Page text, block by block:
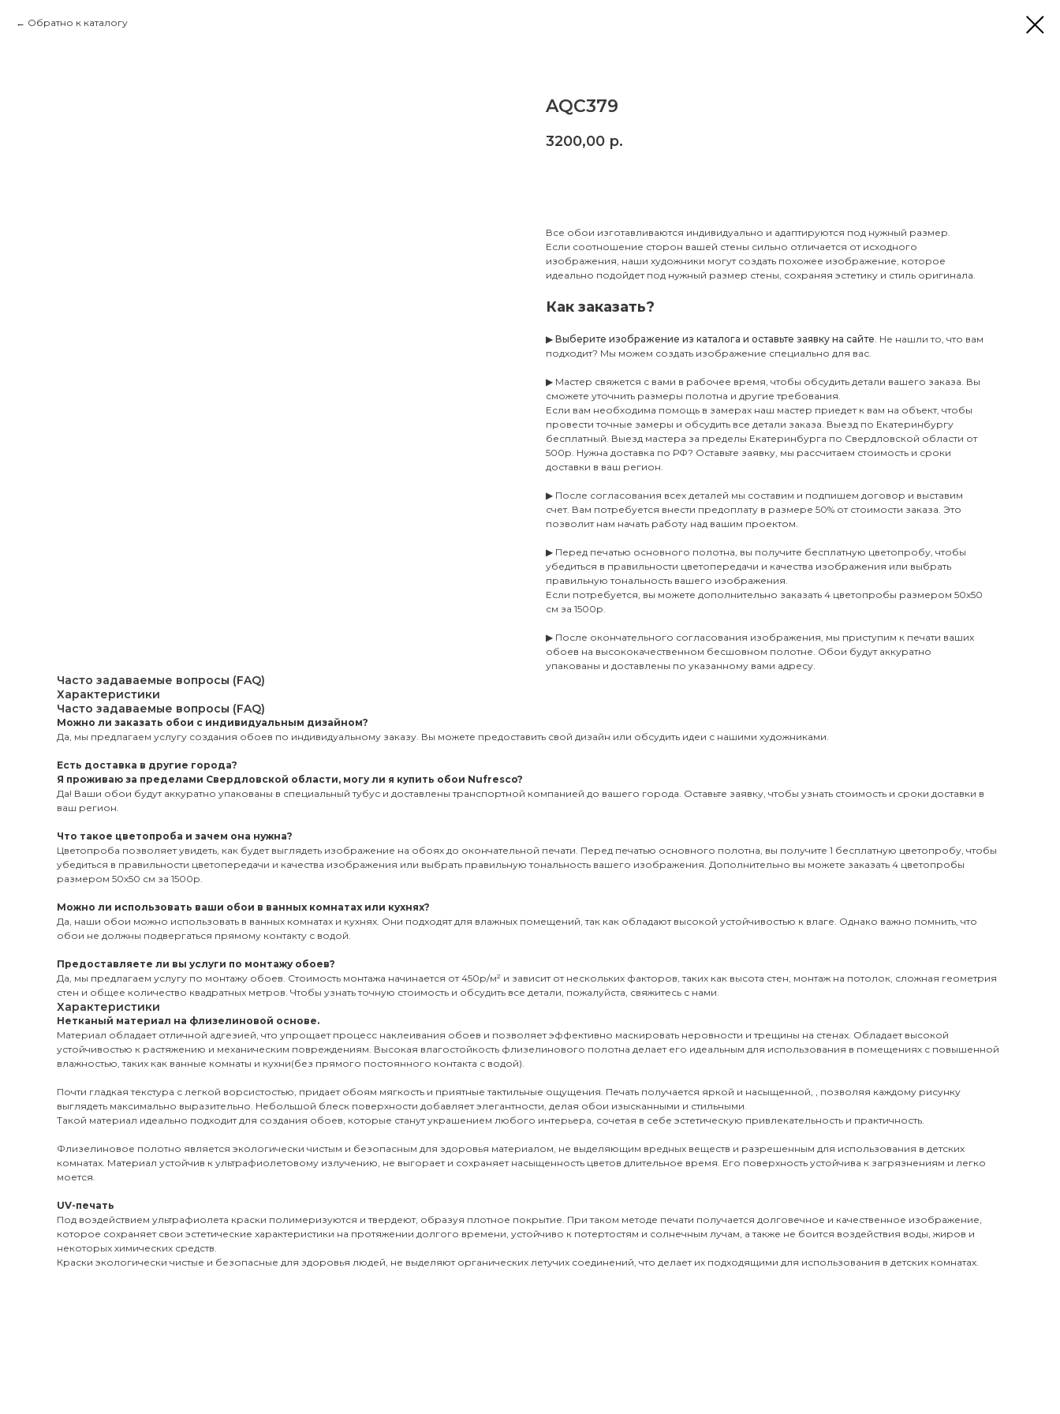
Обратно к каталогу
AQC379
3200,00 р.
Все обои изготавливаются индивидуально и адаптируются под нужный размер.
Если соотношение сторон вашей стены сильно отличается от исходного
изображения, наши художники могут создать похожее изображение, которое
идеально подойдет под нужный размер стены, сохраняя эстетику и стиль оригинала.
Как заказать?
▶ Выберите изображение из каталога и оставьте заявку на сайте. Не нашли то, что вам
подходит? Мы можем создать изображение специально для вас.
▶ Мастер свяжется с вами в рабочее время, чтобы обсудить детали вашего заказа. Вы
сможете уточнить размеры полотна и другие требования.
Если вам необходима помощь в замерах наш мастер приедет к вам на объект, чтобы
провести точные замеры и обсудить все детали заказа. Выезд по Екатеринбургу
бесплатный. Выезд мастера за пределы Екатеринбурга по Свердловской области от
500р. Нужна доставка по РФ? Оставьте заявку, мы рассчитаем стоимость и сроки
доставки в ваш регион.
▶ После согласования всех деталей мы составим и подпишем договор и выставим
счет. Вам потребуется внести предоплату в размере 50% от стоимости заказа. Это
позволит нам начать работу над вашим проектом.
▶ Перед печатью основного полотна, вы получите бесплатную цветопробу, чтобы
убедиться в правильности цветопередачи и качества изображения или выбрать
правильную тональность вашего изображения.
Если потребуется, вы можете дополнительно заказать 4 цветопробы размером 50х50
см за 1500р.
▶ После окончательного согласования изображения, мы приступим к печати ваших
обоев на высококачественном бесшовном полотне. Обои будут аккуратно
упакованы и доставлены по указанному вами адресу.
Часто задаваемые вопросы (FAQ)
Характеристики
Часто задаваемые вопросы (FAQ)
Можно ли заказать обои с индивидуальным дизайном?
Да, мы предлагаем услугу создания обоев по индивидуальному заказу. Вы можете предоставить свой дизайн или обсудить идеи с нашими художниками.
Есть доставка в другие города?
Я проживаю за пределами Свердловской области, могу ли я купить обои Nufresco?
Да! Ваши обои будут аккуратно упакованы в специальный тубус и доставлены транспортной компанией до вашего города. Оставьте заявку, чтобы узнать стоимость и сроки доставки в
ваш регион.
Что такое цветопроба и зачем она нужна?
Цветопроба позволяет увидеть, как будет выглядеть изображение на обоях до окончательной печати. Перед печатью основного полотна, вы получите 1 бесплатную цветопробу, чтобы
убедиться в правильности цветопередачи и качества изображения или выбрать правильную тональность вашего изображения. Дополнительно вы можете заказать 4 цветопробы
размером 50х50 см за 1500р.
Можно ли использовать ваши обои в ванных комнатах или кухнях?
Да, наши обои можно использовать в ванных комнатах и кухнях. Они подходят для влажных помещений, так как обладают высокой устойчивостью к влаге. Однако важно помнить, что
обои не должны подвергаться прямому контакту с водой.
Предоставляете ли вы услуги по монтажу обоев?
Да, мы предлагаем услугу по монтажу обоев. Стоимость монтажа начинается от 450р/м² и зависит от нескольких факторов, таких как высота стен, монтаж на потолок, сложная геометрия
стен и общее количество квадратных метров. Чтобы узнать точную стоимость и обсудить все детали, пожалуйста, свяжитесь с нами.
Характеристики
Нетканый материал на флизелиновой основе.
Материал обладает отличной адгезией, что упрощает процесс наклеивания обоев и позволяет эффективно маскировать неровности и трещины на стенах. Обладает высокой
устойчивостью к растяжению и механическим повреждениям. Высокая влагостойкость флизелинового полотна делает его идеальным для использования в помещениях с повышенной
влажностью, таких как ванные комнаты и кухни(без прямого постоянного контакта с водой).
Почти гладкая текстура с легкой ворсистостью, придает обоям мягкость и приятные тактильные ощущения. Печать получается яркой и насыщенной, , позволяя каждому рисунку
выглядеть максимально выразительно. Небольшой блеск поверхности добавляет элегантности, делая обои изысканными и стильными.
Такой материал идеально подходит для создания обоев, которые станут украшением любого интерьера, сочетая в себе эстетическую привлекательность и практичность.
Флизелиновое полотно является экологически чистым и безопасным для здоровья материалом, не выделяющим вредных веществ и разрешенным для использования в детских
комнатах. Материал устойчив к ультрафиолетовому излучению, не выгорает и сохраняет насыщенность цветов длительное время. Его поверхность устойчива к загрязнениям и легко
моется.
UV-печать
Под воздействием ультрафиолета краски полимеризуются и твердеют, образуя плотное покрытие. При таком методе печати получается долговечное и качественное изображение,
которое сохраняет свои эстетические характеристики на протяжении долгого времени, устойчиво к потертостям и солнечным лучам, а также не боится воздействия воды, жиров и
некоторых химических средств.
Краски экологически чистые и безопасные для здоровья людей, не выделяют органических летучих соединений, что делает их подходящими для использования в детских комнатах.